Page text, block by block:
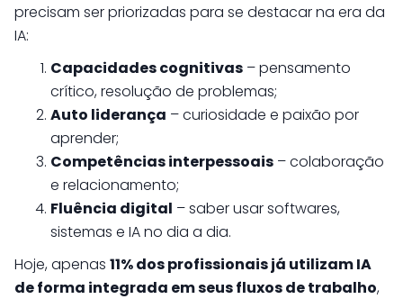
precisam ser priorizadas para se destacar na era da
IA:
Capacidades cognitivas – pensamento
crítico, resolução de problemas;
Auto liderança – curiosidade e paixão por
aprender;
Competências interpessoais – colaboração
e relacionamento;
Fluência digital – saber usar softwares,
sistemas e IA no dia a dia.
Hoje, apenas 11% dos profissionais já utilizam IA
de forma integrada em seus fluxos de trabalho,